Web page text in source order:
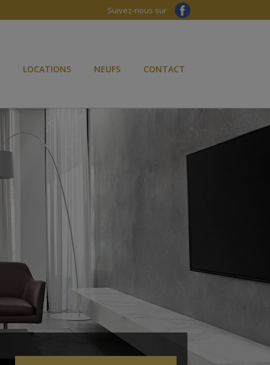
Suivez-nous sur
LOCATIONS NEUFS CONTACT